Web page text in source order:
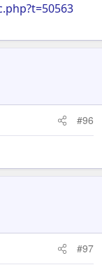
#96
#97